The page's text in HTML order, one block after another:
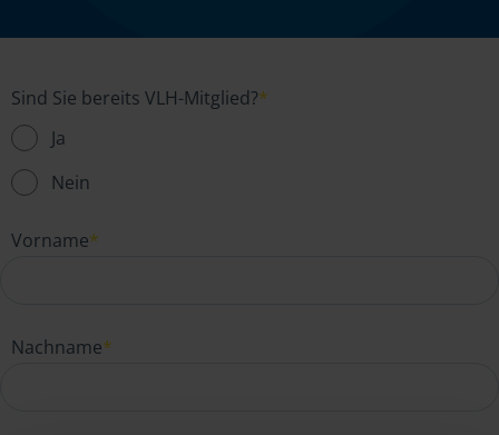
Sind Sie bereits VLH-Mitglied?*
Ja
Nein
Vorname*
Nachname*